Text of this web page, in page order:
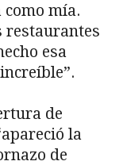
como mía.
restaurantes
esa
de
la
de